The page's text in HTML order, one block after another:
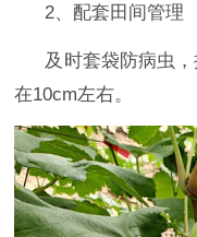
2、‌配套田间管理
及时套袋防病虫
在10cm左右。